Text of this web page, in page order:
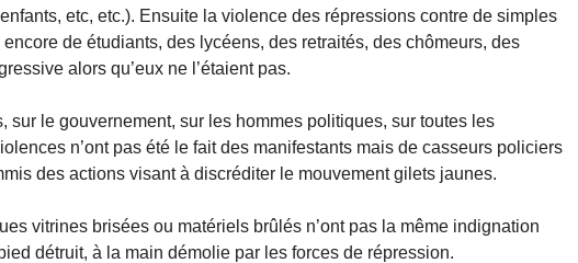
etc, etc.). Ensuite la violence des répressions contre de simples
de étudiants, des lycéens, des retraités, des chômeurs, des
alors qu’eux ne l’étaient pas.
sur le gouvernement, sur les hommes politiques, sur toutes les
n’ont pas été le fait des manifestants mais de casseurs policiers
des actions visant à discréditer le mouvement gilets jaunes.
vitrines brisées ou matériels brûlés n’ont pas la même indignation
détruit, à la main démolie par les forces de répression.